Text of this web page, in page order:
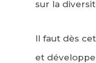
sur la
Il faut dès
et